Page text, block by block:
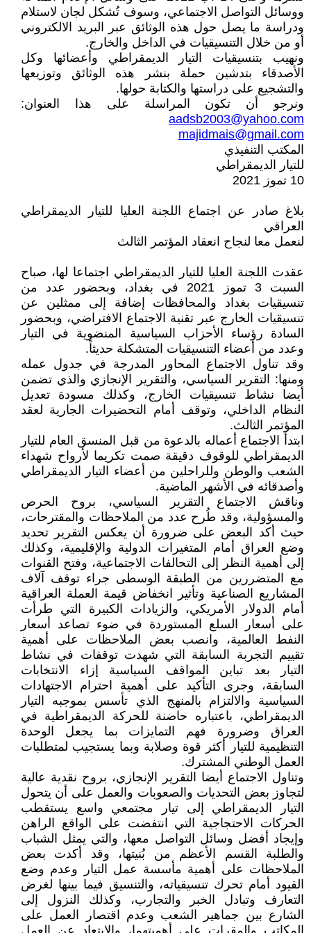
ووسائل التواصل الاجتماعي، وسوف تُشكل لجان لاستلام
ودراسة ما يصل حول هذه الوثائق عبر البريد الالكتروني
أو من خلال التنسيقيات في الداخل والخارج.
ونهيب بتنسيقيات التيار الديمقراطي وأعضائها وكل
الأصدقاء بتدشين حملة بنشر هذه الوثائق وتوزيعها
والتشجيع على دراستها والكتابة حولها.
ونرجو أن تكون المراسلة على هذا العنوان:
aadsb2003@yahoo.com
majidmais@gmail.com
المكتب التنفيذي
للتيار الديمقراطي
10 تموز 2021
بلاغ صادر عن اجتماع اللجنة العليا للتيار الديمقراطي
العراقي
لنعمل معا لنجاح انعقاد المؤتمر الثالث
عقدت اللجنة العليا للتيار الديمقراطي اجتماعا لها، صباح
السبت 3 تموز 2021 في بغداد، وبحضور عدد من
تنسيقيات بغداد والمحافظات إضافة إلى ممثلين عن
تنسيقيات الخارج عبر تقنية الاجتماع الافتراضي، وبحضور
السادة رؤساء الأحزاب السياسية المنضوية في التيار
وعدد من أعضاء التنسيقيات المتشكلة حديثاً.
وقد تناول الاجتماع المحاور المدرجة في جدول عمله
ومنها: التقرير السياسي، والتقرير الإنجازي والذي تضمن
أيضا نشاط تنسيقيات الخارج، وكذلك مسودة تعديل
النظام الداخلي، وتوقف أمام التحضيرات الجارية لعقد
المؤتمر الثالث.
ابتدأ الاجتماع أعماله بالدعوة من قبل المنسق العام للتيار
الديمقراطي للوقوف دقيقة صمت تكريما لأرواح شهداء
الشعب والوطن وللراحلين من أعضاء التيار الديمقراطي
وأصدقائه في الأشهر الماضية.
وناقش الاجتماع التقرير السياسي، بروح الحرص
والمسؤولية، وقد طُرح عدد من الملاحظات والمقترحات،
حيث أكد البعض على ضرورة أن يعكس التقرير تحديد
وضع العراق أمام المتغيرات الدولية والإقليمية، وكذلك
إلى أهمية النظر إلى التحالفات الاجتماعية، وفتح القنوات
مع المتضررين من الطبقة الوسطى جراء توقف آلاف
المشاريع الصناعية وتأثير انخفاض قيمة العملة العراقية
أمام الدولار الأمريكي، والزيادات الكبيرة التي طرأت
على أسعار السلع المستوردة في ضوء تصاعد أسعار
النفط العالمية، وانصب بعض الملاحظات على أهمية
تقييم التجربة السابقة التي شهدت توقفات في نشاط
التيار بعد تباين المواقف السياسية إزاء الانتخابات
السابقة، وجرى التأكيد على أهمية احترام الاجتهادات
السياسية والالتزام بالمنهج الذي تأسس بموجبه التيار
الديمقراطي، باعتباره حاضنة للحركة الديمقراطية في
العراق وضرورة فهم التمايزات بما يجعل الوحدة
التنظيمية للتيار أكثر قوة وصلابة وبما يستجيب لمتطلبات
العمل الوطني المشترك.
وتناول الاجتماع أيضا التقرير الإنجازي، بروح نقدية عالية
لتجاوز بعض التحديات والصعوبات والعمل على أن يتحول
التيار الديمقراطي إلى تيار مجتمعي واسع يستقطب
الحركات الاحتجاجية التي انتفضت على الواقع الراهن
وإيجاد أفضل وسائل التواصل معها، والتي يمثل الشباب
والطلبة القسم الأعظم من بُنيتها، وقد أكدت بعض
الملاحظات على أهمية مأسسة عمل التيار وعدم وضع
القيود أمام تحرك تنسيقياته، والتنسيق فيما بينها لغرض
التعارف وتبادل الخبر والتجارب، وكذلك النزول إلى
الشارع بين جماهير الشعب وعدم اقتصار العمل على